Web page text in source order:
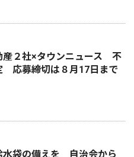
２社×タウンニュース 不
応募締切は８月17日まで
水袋の備えを 自治会から